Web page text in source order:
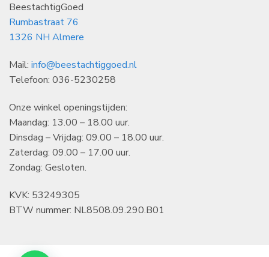
BeestachtigGoed
Rumbastraat 76
1326 NH Almere
Mail: info@beestachtiggoed.nl
Telefoon: 036-5230258
Onze winkel openingstijden:
Maandag: 13.00 – 18.00 uur.
Dinsdag – Vrijdag: 09.00 – 18.00 uur.
Zaterdag: 09.00 – 17.00 uur.
Zondag: Gesloten.
KVK: 53249305
BTW nummer: NL8508.09.290.B01